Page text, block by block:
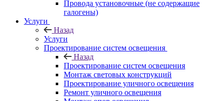
Провода установочные (не содержащие
галогены)
Услуги
Назад
Услуги
Проектирование систем освещения
Назад
Проектирование систем освещения
Монтаж световых конструкций
Проектирование уличного освещения
Ремонт уличного освещения